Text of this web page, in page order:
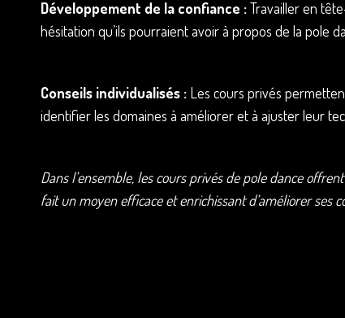
Développement de la confiance :Travailler en
hésitation qu’ils pourraient avoir à propos de la pole
Conseils individualisés : Les cours privés
identifier les domaines à améliorer et à ajuster leur
Dans l’ensemble, les cours privés de pole dance
fait un moyen efficace et enrichissant d’améliorer ses